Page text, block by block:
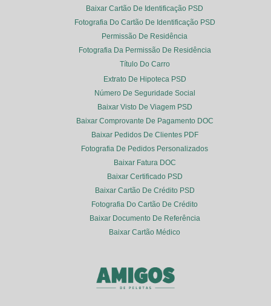
Baixar Cartão De Identificação PSD
Fotografia Do Cartão De Identificação PSD
Permissão De Residência
Fotografia Da Permissão De Residência
Título Do Carro
Extrato De Hipoteca PSD
Número De Seguridade Social
Baixar Visto De Viagem PSD
Baixar Comprovante De Pagamento DOC
Baixar Pedidos De Clientes PDF
Fotografia De Pedidos Personalizados
Baixar Fatura DOC
Baixar Certificado PSD
Baixar Cartão De Crédito PSD
Fotografia Do Cartão De Crédito
Baixar Documento De Referência
Baixar Cartão Médico